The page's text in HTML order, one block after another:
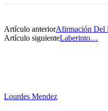
Artículo anteriorAfirmación Del
Artículo siguienteLaberinto…
Lourdes Mendez